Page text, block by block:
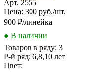
Арт. 2555
Цена: 300 руб./шт.
900 ₽/линейка
● В наличии
Товаров в ряду: 3
Р-й ряд: 6,8,10 лет
Цвет: